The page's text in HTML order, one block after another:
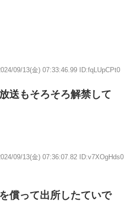
09/13(金) 07:33:46.99 ID:fqLUpCPt0
送もそろそろ解禁して
09/13(金) 07:36:07.82 ID:v7XOgHds0
償って出所したていで